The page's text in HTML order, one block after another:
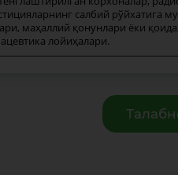
салбий рўйхатига
маҳаллий қонунлари ёки
лойиҳалари.